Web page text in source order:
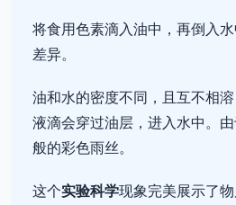
将食用色素滴入油中，再倒入
差异。
油和水的密度不同，且互不相
液滴会穿过油层，进入水中。
般的彩色雨丝。
这个实验科学现象完美展示了